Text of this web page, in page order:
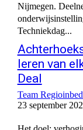
Nijmegen.
Techniekdag...
leren van
Deal
Team
23 september